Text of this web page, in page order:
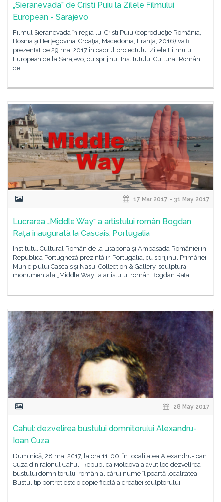
„Sieranevada” de Cristi Puiu la Zilele Filmului
European - Sarajevo
Filmul Sieranevada în regia lui Cristi Puiu (coproducţie România,
Bosnia şi Herţegovina, Croaţia, Macedonia, Franţa, 2016) va fi
prezentat pe 29 mai 2017 în cadrul proiectului Zilele Filmului
European de la Sarajevo, cu sprijinul Institutului Cultural Român
de
17 Mar 2017 - 31 May 2017
Lucrarea „Middle Way“ a artistului român Bogdan
Rața inaugurată la Cascais, Portugalia
Institutul Cultural Român de la Lisabona și Ambasada României în
Republica Portugheză prezintă în Portugalia, cu sprijinul Primăriei
Municipiului Cascais și Nasui Collection & Gallery, sculptura
monumentală „Middle Way“ a artistului român Bogdan Rața.
28 May 2017
Cahul: dezvelirea bustului domnitorului Alexandru-
Ioan Cuza
Duminică, 28 mai 2017, la ora 11. 00, în localitatea Alexandru-Ioan
Cuza din raionul Cahul, Republica Moldova a avut loc dezvelirea
bustului domnitorului român al cărui nume îl poartă localitatea.
Bustul tip portret este o copie fidelă a creației sculptorului